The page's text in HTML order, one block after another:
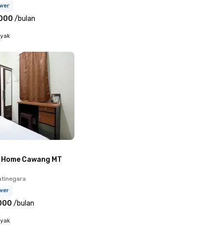
/bulan
Cawang MT
/bulan